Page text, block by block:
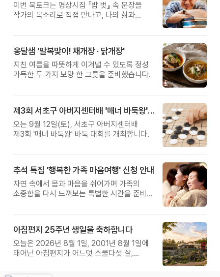
이번 북토크는 명상시집 『밥 벗』 속 문장을
작가의 목소리로 직접 만나고, 나의 삶과
옹달샘 '말복맞이! 채개장 · 닭개장'
지친 여름을 따뜻하게 이겨낼 수 있도록 정성
가득한 두 가지 보양 한 그릇을 준비했습니다.
제3회 서초구 아버지센터배 '매너 바둑왕' 대회
오는 9월 12일(토), 서초구 아버지센터배
제3회 '매너 바둑왕' 바둑 대회를 개최합니다.
추석 특집 '행복한 가족 마음여행' 신청 안내
자연 속에서 몸과 마음을 쉬어가며 가족의
소중함을 다시 느껴보는 특별한 시간을 준비해
아침편지 25주년 생일을 축하합니다
오늘은 2026년 8월 1일, 2001년 8월 1일에
태어난 아침편지가 어느덧 스물다섯 살,